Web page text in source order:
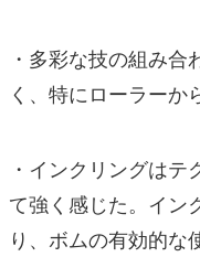
・多彩な技の組み
く、特にローラーか
・インクリングは
て強く感じた。イン
り、ボムの有効的な